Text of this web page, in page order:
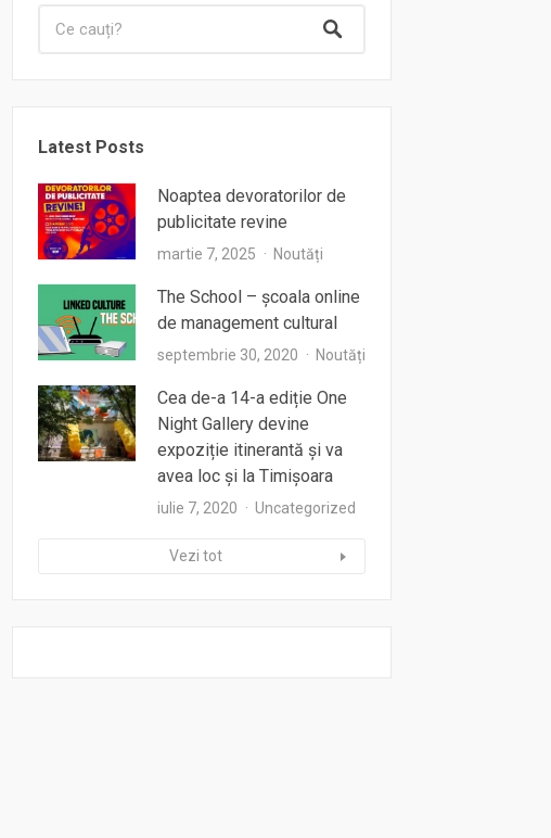
Latest Posts
Noaptea devoratorilor de
publicitate revine
martie 7, 2025 Noutăți
The School – școala online
de management cultural
septembrie 30, 2020 Noutăți
Cea de-a 14-a ediție One
Night Gallery devine
expoziție itinerantă și va
avea loc și la Timișoara
iulie 7, 2020 Uncategorized
Vezi tot